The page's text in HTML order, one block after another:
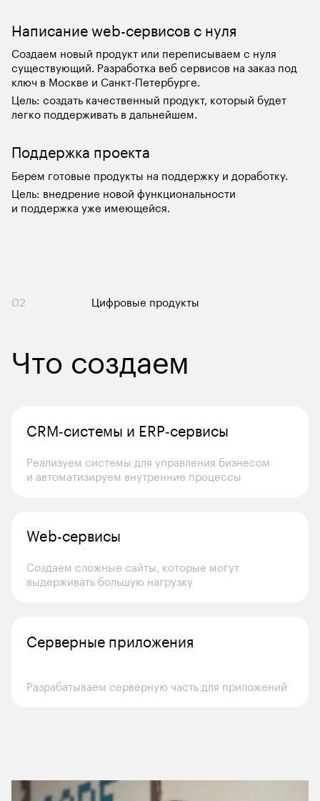
Написание web-сервисов с нуля
Создаем новый продукт или переписываем с нуля
существующий. Разработка веб сервисов на заказ под
ключ в Москве и Санкт-Петербурге.
Цель: создать качественный продукт, который будет
легко поддерживать в дальнейшем.
Поддержка проекта
Берем готовые продукты на поддержку и доработку.
Цель: внедрение новой функциональности
и поддержка уже имеющейся.
02 Цифровые продукты
Что создаем
CRM‑системы и ERP‑сервисы
Реализуем системы для управления бизнесом
и автоматизируем внутренние процессы
Web-сервисы
Создаем сложные сайты, которые могут
выдерживать большую нагрузку
Серверные приложения
Разрабатываем серверную часть для приложений